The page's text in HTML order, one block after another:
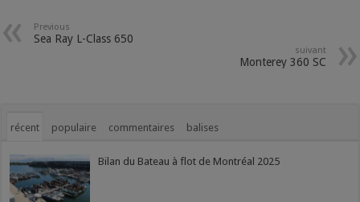
Previous
Sea Ray L-Class 650
suivant
Monterey 360 SC
récent populaire commentaires balises
Bilan du Bateau à flot de Montréal 2025